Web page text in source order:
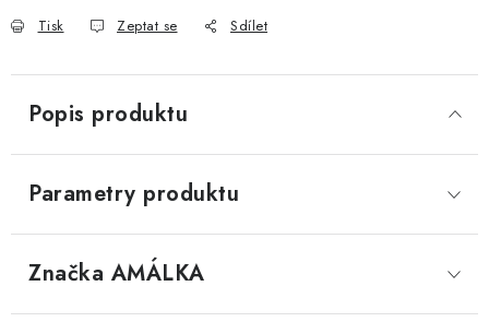
Tisk Zeptat se Sdílet
Popis produktu
Parametry produktu
Značka AMÁLKA